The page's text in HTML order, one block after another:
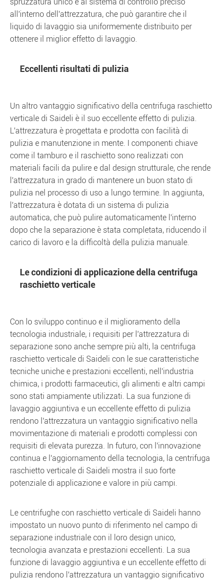
all'interno dell'attrezzatura, che può garantire che il
liquido di lavaggio sia uniformemente distribuito per
ottenere il miglior effetto di lavaggio.
Eccellenti risultati di pulizia
Un altro vantaggio significativo della centrifuga raschietto
verticale di Saideli è il suo eccellente effetto di pulizia.
L'attrezzatura è progettata e prodotta con facilità di
pulizia e manutenzione in mente. I componenti chiave
come il tamburo e il raschietto sono realizzati con
materiali facili da pulire e dal design strutturale, che rende
l'attrezzatura in grado di mantenere un buon stato di
pulizia nel processo di uso a lungo termine. In aggiunta,
l'attrezzatura è dotata di un sistema di pulizia
automatica, che può pulire automaticamente l'interno
dopo che la separazione è stata completata, riducendo il
carico di lavoro e la difficoltà della pulizia manuale.
Le condizioni di applicazione della centrifuga
raschietto verticale
Con lo sviluppo continuo e il miglioramento della
tecnologia industriale, i requisiti per l'attrezzatura di
separazione sono anche sempre più alti, la centrifuga
raschietto verticale di Saideli con le sue caratteristiche
tecniche uniche e prestazioni eccellenti, nell'industria
chimica, i prodotti farmaceutici, gli alimenti e altri campi
sono stati ampiamente utilizzati. La sua funzione di
lavaggio aggiuntiva e un eccellente effetto di pulizia
rendono l'attrezzatura un vantaggio significativo nella
movimentazione di materiali e prodotti complessi con
requisiti di elevata purezza. In futuro, con l'innovazione
continua e l'aggiornamento della tecnologia, la centrifuga
raschietto verticale di Saideli mostra il suo forte
potenziale di applicazione e valore in più campi.
Le centrifughe con raschietto verticale di Saideli hanno
impostato un nuovo punto di riferimento nel campo di
separazione industriale con il loro design unico,
tecnologia avanzata e prestazioni eccellenti. La sua
funzione di lavaggio aggiuntiva e un eccellente effetto di
pulizia rendono l'attrezzatura un vantaggio significativo